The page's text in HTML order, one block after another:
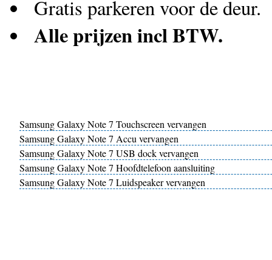
Gratis parkeren voor de deur.
Alle prijzen incl BTW.
Samsung Galaxy Note 7 Touchscreen vervangen
Samsung Galaxy Note 7 Accu vervangen
Samsung Galaxy Note 7 USB dock vervangen
Samsung Galaxy Note 7 Hoofdtelefoon aansluiting
Samsung Galaxy Note 7 Luidspeaker vervangen